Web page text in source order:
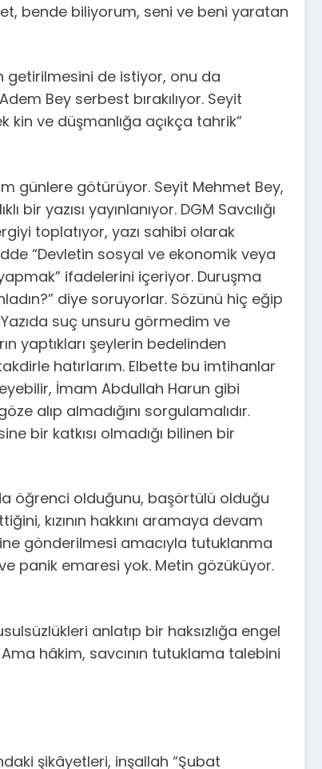
bende biliyorum, seni ve beni yaratan
getirilmesini de istiyor, onu da
Bey serbest bırakılıyor. Seyit
kin ve düşmanlığa açıkça tahrik”
günlere götürüyor. Seyit Mehmet Bey,
yazısı yayınlanıyor. DGM Savcılığı
toplatıyor, yazı sahibi olarak
“Devletin sosyal ve ekonomik veya
ifadelerini içeriyor. Duruşma
diye soruyorlar. Sözünü hiç eğip
suç unsuru görmedim ve
yaptıkları şeylerin bedelinden
hatırlarım. Elbette bu imtihanlar
İmam Abdullah Harun gibi
alıp almadığını sorgulamalıdır.
bir katkısı olmadığı bilinen bir
öğrenci olduğunu, başörtülü olduğu
kızının hakkını aramaya devam
gönderilmesi amacıyla tutuklanma
panik emaresi yok. Metin gözüküyor.
anlatıp bir haksızlığa engel
hâkim, savcının tutuklama talebini
şikâyetleri, inşallah “Şubat